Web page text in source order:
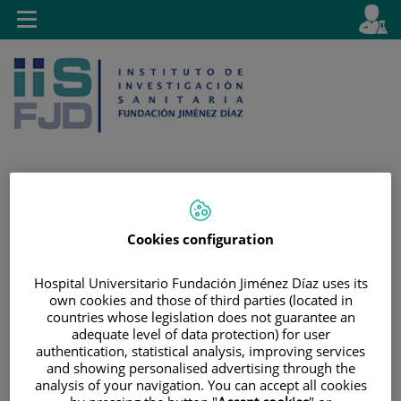
Jump to content
Active
en
Toggle
navigation
Cookies configuration
Hospital Universitario Fundación Jiménez Díaz uses its
own cookies and those of third parties (located in
countries whose legislation does not guarantee an
adequate level of data protection) for user
authentication, statistical analysis, improving services
and showing personalised advertising through the
analysis of your navigation. You can accept all cookies